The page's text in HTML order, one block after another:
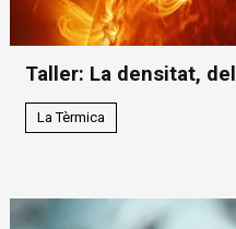
Taller: La densitat,
La Tèrmica